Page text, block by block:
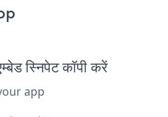
स्निपेट कॉपी करें
app